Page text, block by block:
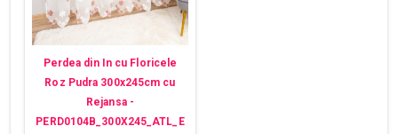
Perdea din In cu Floricele
Roz Pudra 300x245cm cu
Rejansa -
PERD0104B_300X245_ATL_E